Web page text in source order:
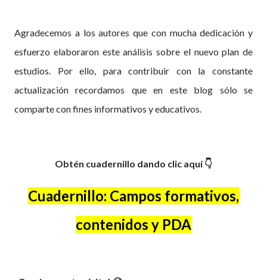
Agradecemos a los autores que con mucha dedicación y
esfuerzo elaboraron este análisis sobre el nuevo plan de
estudios. Por ello, para contribuir con la constante
actualización recordamos que en este blog sólo se
comparte con fines informativos y educativos.
Obtén cuadernillo dando clic aquí 👇
Cuadernillo: Campos formativos,
contenidos y PDA